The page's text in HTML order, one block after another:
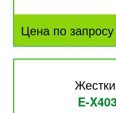
Цена по запросу
E-